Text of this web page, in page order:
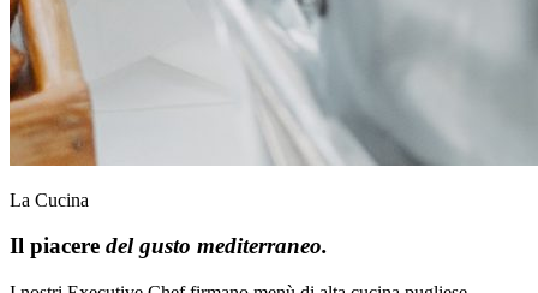
La Cucina
Il piacere del gusto mediterraneo.